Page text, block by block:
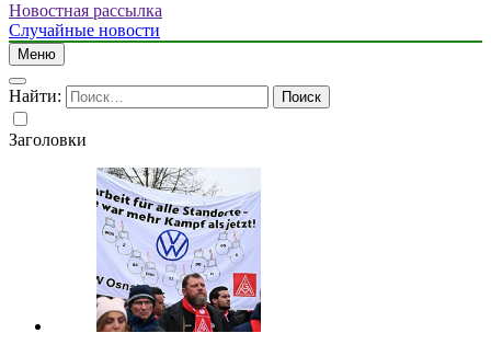
Новостная рассылка
Случайные новости
Меню
Найти:
Заголовки